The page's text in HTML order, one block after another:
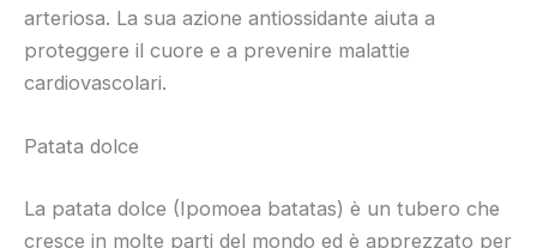
arteriosa. La sua azione antiossidante aiuta a
proteggere il cuore e a prevenire malattie
cardiovascolari.
Patata dolce
La patata dolce (Ipomoea batatas) è un tubero che
cresce in molte parti del mondo ed è apprezzato per